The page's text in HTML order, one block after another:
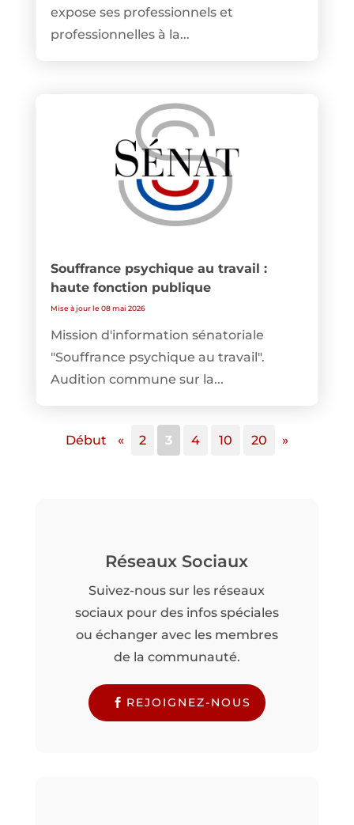
expose ses professionnels et
professionnelles à la...
Souffrance psychique au travail :
haute fonction publique
Mise à jour le 08 mai 2026
Mission d'information sénatoriale
"Souffrance psychique au travail".
Audition commune sur la...
Début « 2 3 4 10 20 »
Réseaux Sociaux
Suivez-nous sur les réseaux
sociaux pour des infos spéciales
ou échanger avec les membres
de la communauté.
REJOIGNEZ-NOUS